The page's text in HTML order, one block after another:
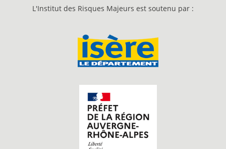
L'Institut des Risques Majeurs est soutenu par :